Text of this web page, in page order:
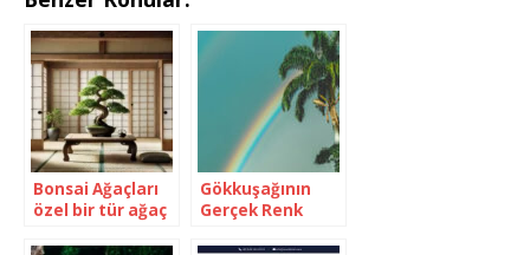
Bonsai Ağaçları
özel bir tür ağaç
Gökkuşağının
Gerçek Renk